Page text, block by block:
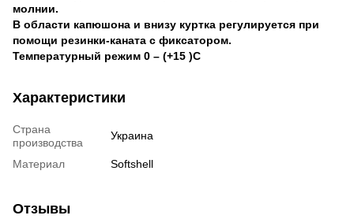
молнии.
В области капюшона и внизу куртка регулируется при
помощи резинки-каната с фиксатором.
Температурный режим 0 – (+15 )С
Характеристики
Страна
производства
Украина
Материал Softshell
Отзывы